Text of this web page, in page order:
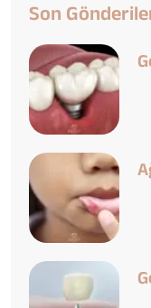
Son